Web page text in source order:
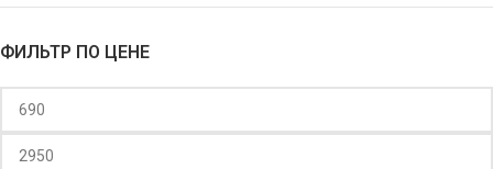
ФИЛЬТР ПО ЦЕНЕ